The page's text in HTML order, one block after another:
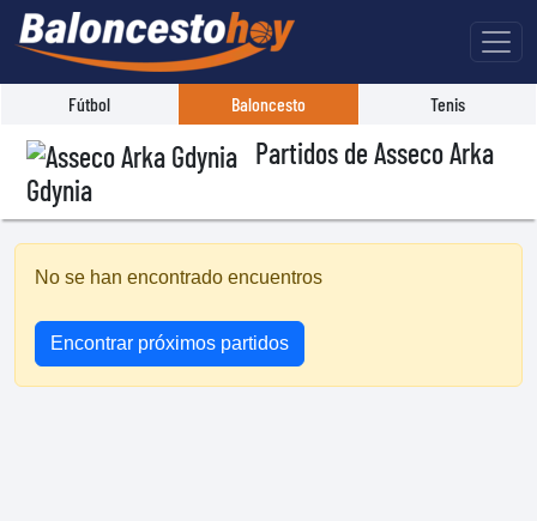
Fútbol Baloncesto Tenis
Partidos de Asseco Arka
Gdynia
No se han encontrado encuentros
Encontrar próximos partidos